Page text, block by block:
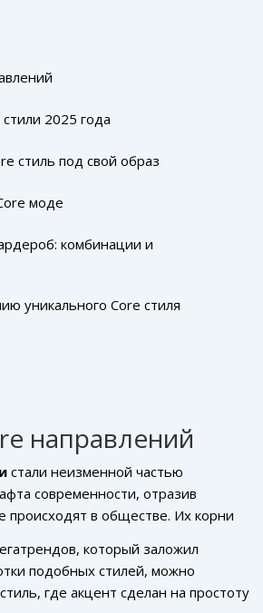
2025 года
стиль под свой образ
моде
комбинации и
уникального Core стиля
направлений
стали неизменной частью
современности, отразив
происходят в обществе. Их корни
больше стремиться к
нестандартный подход к
характеризуется возросшим
который заложил
подобных стилей, можно
где акцент сделан на простоту